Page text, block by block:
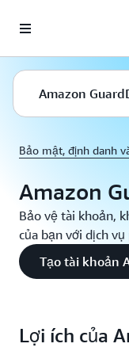
Amazon
Bảo mật, định danh
Amazon
Bảo vệ tài khoản,
của bạn với dịch
Tạo tài khoản
Lợi ích của